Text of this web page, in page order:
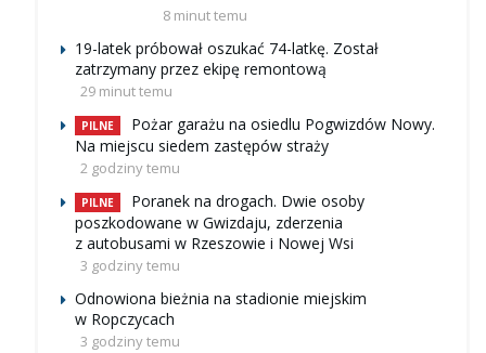
8 minut temu
19-latek próbował oszukać 74-latkę. Został
zatrzymany przez ekipę remontową
29 minut temu
PILNE
Pożar garażu na osiedlu Pogwizdów Nowy.
Na miejscu siedem zastępów straży
2 godziny temu
PILNE
Poranek na drogach. Dwie osoby
poszkodowane w Gwizdaju, zderzenia
z autobusami w Rzeszowie i Nowej Wsi
3 godziny temu
Odnowiona bieżnia na stadionie miejskim
w Ropczycach
3 godziny temu